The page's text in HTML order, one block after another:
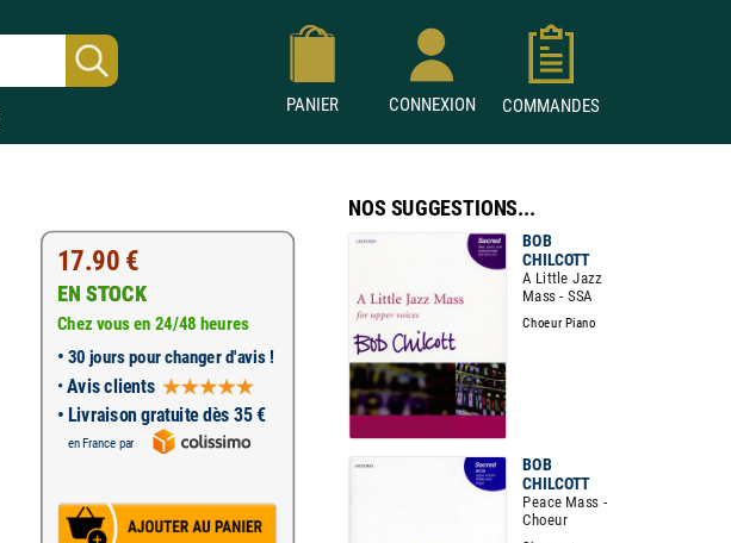
PANIER CONNEXION COMMANDES
17.90 €
EN STOCK
Chez vous en 24/48 heures
• 30 jours pour changer d'avis !
•Avis clients
• Livraison gratuite dès 35 €
en France par
NOS SUGGESTIONS...
BOB
CHILCOTT
A Little Jazz
Mass - SSA
Choeur Piano
BOB
CHILCOTT
Peace Mass -
Choeur